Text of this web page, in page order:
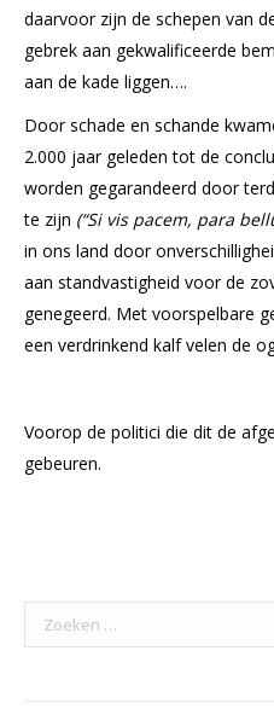
daarvoor zijn de schepen van
gebrek aan gekwalificeerde
aan de kade liggen….
Door schade en schande
2.000 jaar geleden tot de
worden gegarandeerd door
te zijn (“Si vis pacem, para
in ons land door
aan standvastigheid voor de
genegeerd. Met voorspelbare
een verdrinkend kalf velen de
Voorop de politici die dit de
gebeuren.
Search: